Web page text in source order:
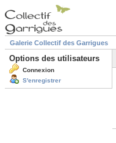
Galerie Collectif des Garrigues
Options des utilisateurs
Connexion
S'enregistrer